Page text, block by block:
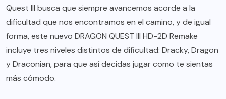
Quest III busca que siempre avancemos acorde a la
dificultad que nos encontramos en el camino, y de igual
forma, este nuevo DRAGON QUEST III HD-2D Remake
incluye tres niveles distintos de dificultad: Dracky, Dragon
y Draconian, para que así decidas jugar como te sientas
más cómodo.